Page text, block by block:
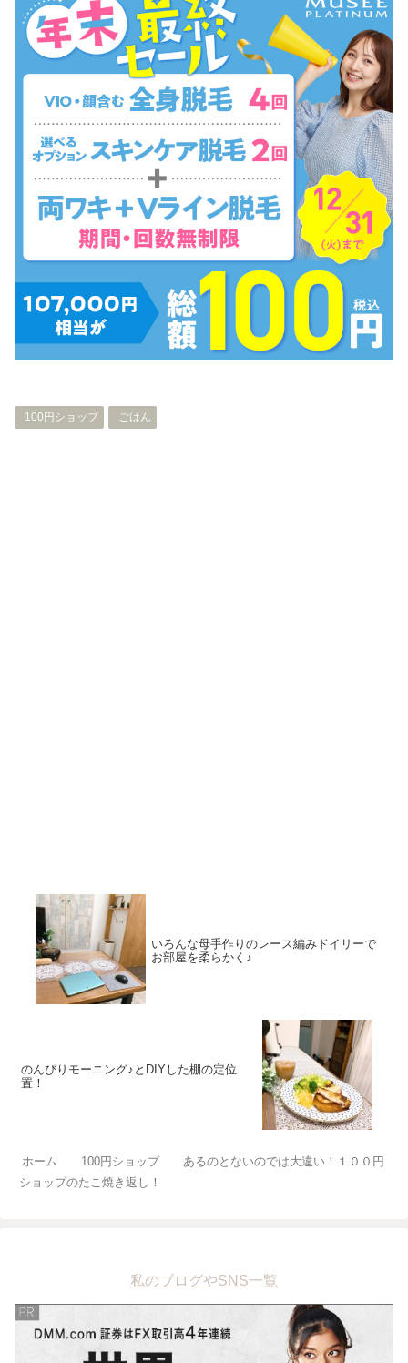
100円ショップ ごはん
いろんな母手作りのレース編みドイリーで
お部屋を柔らかく♪
のんびりモーニング♪とDIYした棚の定位
置！
ホーム 100円ショップ
あるのとないのでは大違い！１００円
ショップのたこ焼き返し！
私のブログやSNS一覧